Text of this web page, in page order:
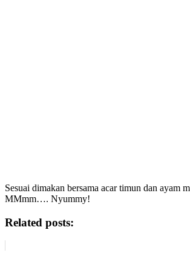
Sesuai dimakan bersama acar timun dan ayam
MMmm…. Nyummy!
Related posts: